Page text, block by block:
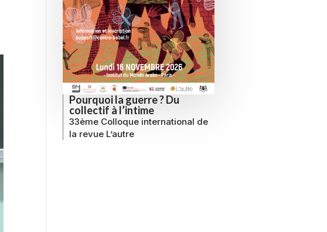
Pourquoi la guerre ? Du
collectif à l’intime
33ème Colloque international de
la revue L’autre